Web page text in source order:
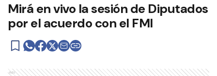
Mirá en vivo la sesión de Diputados
por el acuerdo con el FMI
Ads